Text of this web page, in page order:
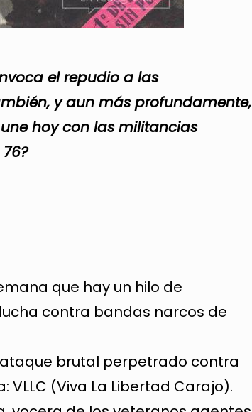
el repudio a las
y aun más profundamente,
hoy con las militancias
que hay un hilo de
contra bandas narcos de
brutal perpetrado contra
VLLC (Viva La Libertad Carajo).